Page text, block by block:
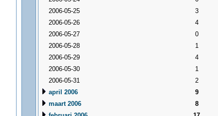
2006-05-25
3
2006-05-26
4
2006-05-27
0
2006-05-28
1
2006-05-29
4
2006-05-30
1
2006-05-31
2
april 2006
9
maart 2006
8